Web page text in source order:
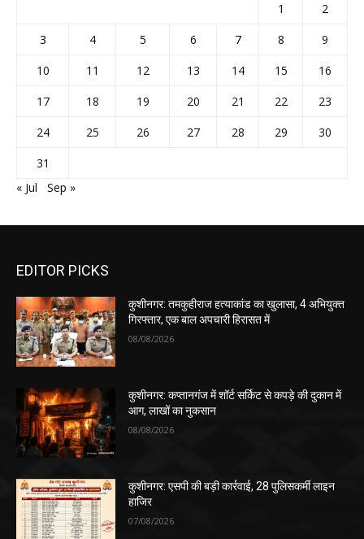
1
2
3
4 5 6 7 8
9
10
11 12 13 14 15
16
17
18 19 20 21 22
23
24
25 26 27 28 29
30
31
« Jul
Sep »
EDITOR PICKS
कुशीनगर: तमकुहीराज हत्याकांड का खुलासा, 4 अभियुक्त
गिरफ्तार, एक बाल अपचारी हिरासत में
08/08/2026
कुशीनगर: कप्तानगंज में शॉर्ट सर्किट से कपड़े की दुकान में
आग, लाखों का नुकसान
08/08/2026
कुशीनगर: एसपी की बड़ी कार्रवाई, 28 पुलिसकर्मी लाइन
हाजिर
07/08/2026